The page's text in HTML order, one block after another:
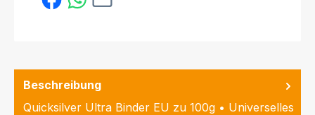
Beschreibung
Quicksilver Ultra Binder EU zu 100g • Universelles